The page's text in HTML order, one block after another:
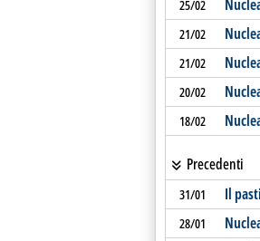
25/02
21/02
21/02
20/02
18/02
Precedenti
31/01 Il
28/01